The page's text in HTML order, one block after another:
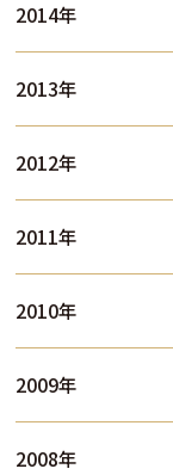
2014年
2013年
2012年
2011年
2010年
2009年
2008年